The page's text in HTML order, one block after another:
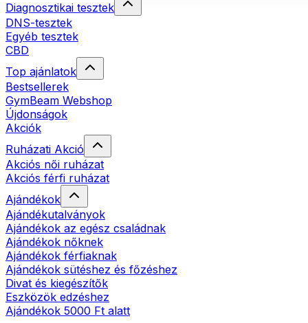
Diagnosztikai tesztek
DNS-tesztek
Egyéb tesztek
CBD
Top ajánlatok
Bestsellerek
GymBeam Webshop
Újdonságok
Akciók
Ruházati Akció
Akciós női ruházat
Akciós férfi ruházat
Ajándékok
Ajándékutalványok
Ajándékok az egész családnak
Ajándékok nőknek
Ajándékok férfiaknak
Ajándékok sütéshez és főzéshez
Divat és kiegészítők
Eszközök edzéshez
Ajándékok 5000 Ft alatt